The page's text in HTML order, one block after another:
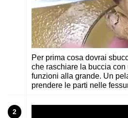
Per prima cosa dovrai
che raschiare la buccia
funzioni alla grande. Un
prendere le parti nelle
2